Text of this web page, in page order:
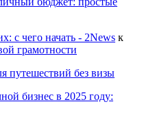
с чего начать - 2News к
грамотности
путешествий без визы
бизнес в 2025 году: